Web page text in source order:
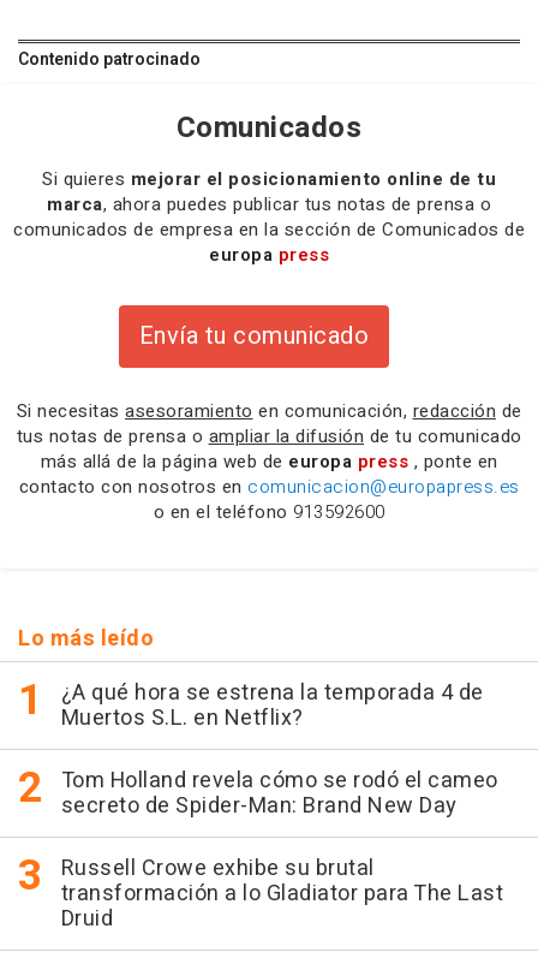
Contenido patrocinado
Comunicados
Si quieres mejorar el posicionamiento online de tu
marca, ahora puedes publicar tus notas de prensa o
comunicados de empresa en la sección de Comunicados de
europa press
Envía tu comunicado
Si necesitas asesoramiento en comunicación, redacción de
tus notas de prensa o ampliar la difusión de tu comunicado
más allá de la página web de europa press , ponte en
contacto con nosotros en comunicacion@europapress.es
o en el teléfono 913592600
Lo más leído
¿A qué hora se estrena la temporada 4 de
Muertos S.L. en Netflix?
Tom Holland revela cómo se rodó el cameo
secreto de Spider-Man: Brand New Day
Russell Crowe exhibe su brutal
transformación a lo Gladiator para The Last
Druid